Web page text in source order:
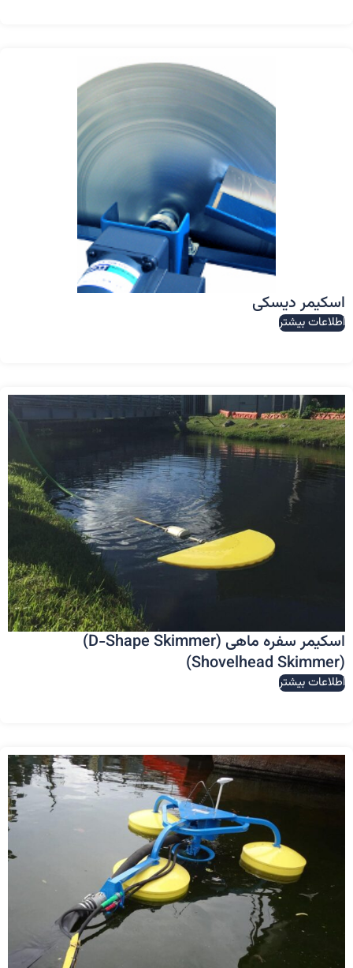
اسکیمر دیسکی
اطلاعات بیشتر
اسکیمر سفره ماهی (D-Shape Skimmer)
(Shovelhead Skimmer)
اطلاعات بیشتر